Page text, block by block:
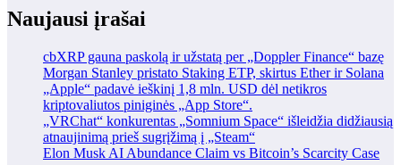
Naujausi įrašai
cbXRP gauna paskolą ir užstatą per „Doppler Finance“ bazę
Morgan Stanley pristato Staking ETP, skirtus Ether ir Solana
„Apple“ padavė ieškinį 1,8 mln. USD dėl netikros
kriptovaliutos piniginės „App Store“.
„VRChat“ konkurentas „Somnium Space“ išleidžia didžiausią
atnaujinimą prieš sugrįžimą į „Steam“
Elon Musk AI Abundance Claim vs Bitcoin’s Scarcity Case